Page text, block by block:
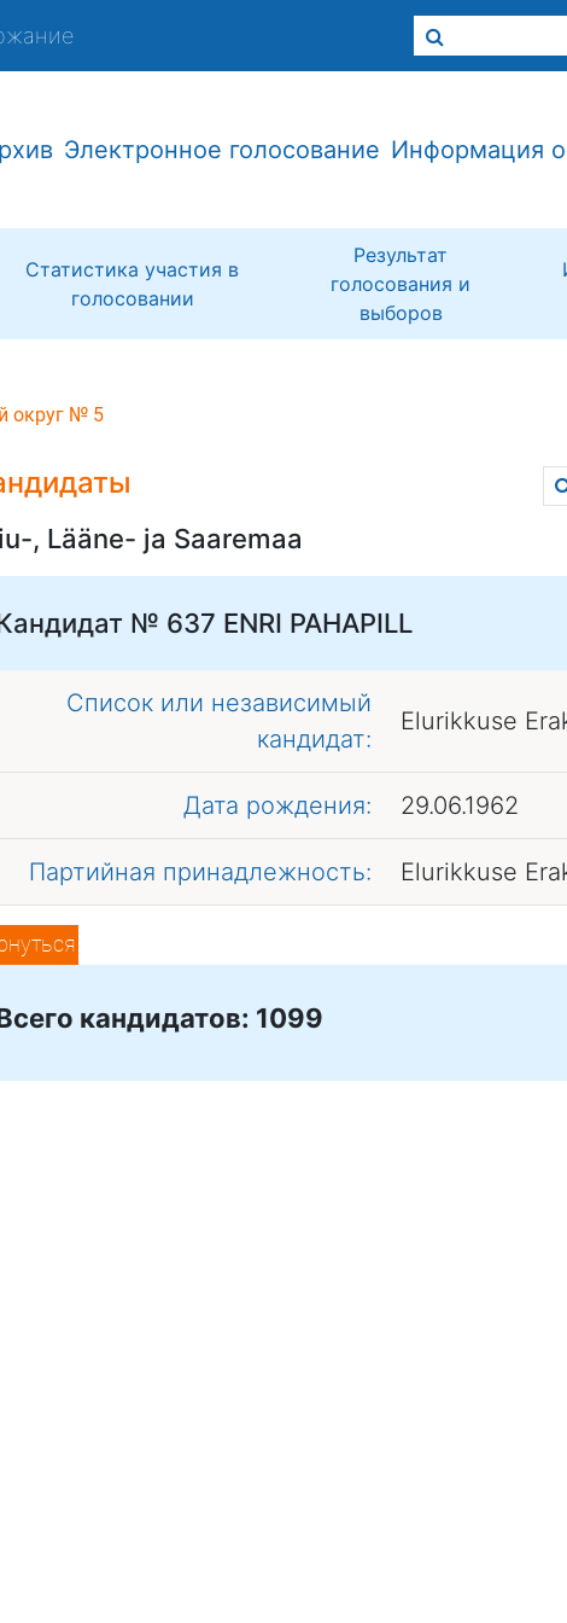
Электронное голосование Информация
Статистика участия в
голосовании
Результат
голосования и
выборов
округ № 5
, Lääne- ja Saaremaa
№ 637 ENRI PAHAPILL
Список или независимый
кандидат:
Elurikkuse
Дата рождения: 29.06.1962
Партийная принадлежность: Elurikkuse
кандидатов: 1099